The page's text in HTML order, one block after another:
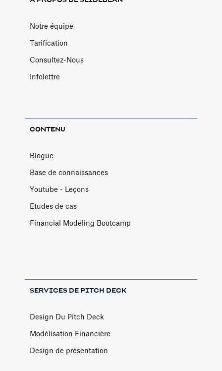
Notre équipe
Tarification
Consultez-Nous
Infolettre
CONTENU
Blogue
Base de connaissances
Youtube - Leçons
Etudes de cas
Financial Modeling Bootcamp
SERVICES DE PITCH DECK
Design Du Pitch Deck
Modélisation Financière
Design de présentation